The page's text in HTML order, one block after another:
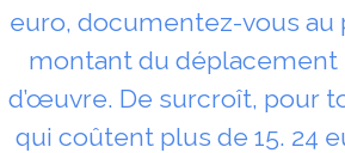
euro, documentez-vous au
montant du déplacement
d’œuvre. De surcroît, pour
qui coûtent plus de 15. 24